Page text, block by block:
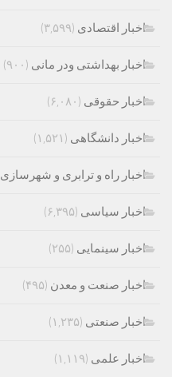
اخبار اقتصادی (۳,۵۹۹)
اخبار بهداشتی ودر مانی (۹۰۰)
اخبار حقوقی (۶,۰۸۰)
اخبار دانشگاهی (۱,۵۲۱)
اخبار راه و ترابری و شهرسازی
اخبار سیاسی (۶,۳۹۵)
اخبار سینمایی (۲۵۵)
اخبار صنعت و معدن (۴۹۵)
اخبار صنعتی (۱,۲۳۵)
اخبار علمی (۱,۱۱۹)